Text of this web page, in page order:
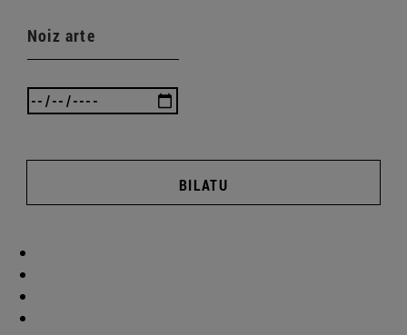
Noiz arte
BILATU